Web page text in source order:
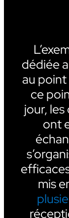
dédiée
au
ce
jour,
ont
mis